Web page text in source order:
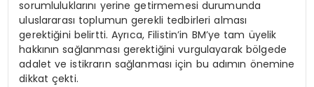
sorumluluklarını yerine getirmemesi durumunda
uluslararası toplumun gerekli tedbirleri alması
gerektiğini belirtti. Ayrıca, Filistin’in BM’ye tam üyelik
hakkının sağlanması gerektiğini vurgulayarak bölgede
adalet ve istikrarın sağlanması için bu adımın önemine
dikkat çekti.